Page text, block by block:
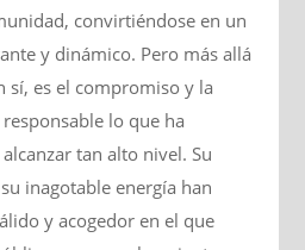
convirtiéndose en un
y dinámico. Pero más allá
sí, es el compromiso y la
lo que ha
tan alto nivel. Su
inagotable energía han
y acogedor en el que